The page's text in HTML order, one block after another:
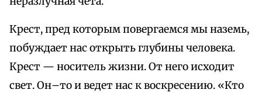
Крест, пред которым повергаемся мы наземь,
побуждает нас открыть глубины человека.
Крест — носитель жизни. От него исходит
свет. Он–то и ведет нас к воскресению. «Кто